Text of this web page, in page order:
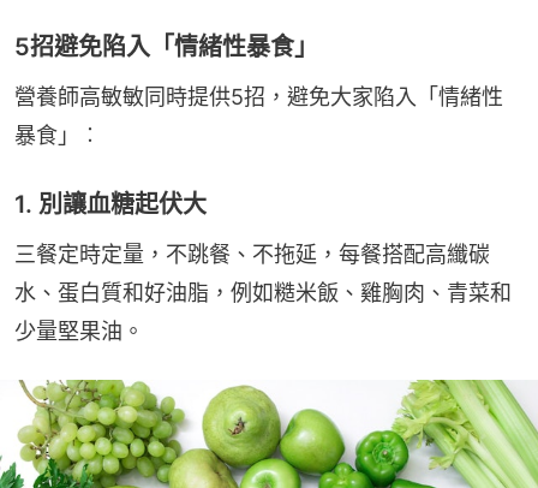
5招避免陷入「情緒性暴食」
營養師高敏敏同時提供5招，避免大家陷入「情緒性
暴食」︰
1. 別讓血糖起伏大
三餐定時定量，不跳餐、不拖延，每餐搭配高纖碳
水、蛋白質和好油脂，例如糙米飯、雞胸肉、青菜和
少量堅果油。